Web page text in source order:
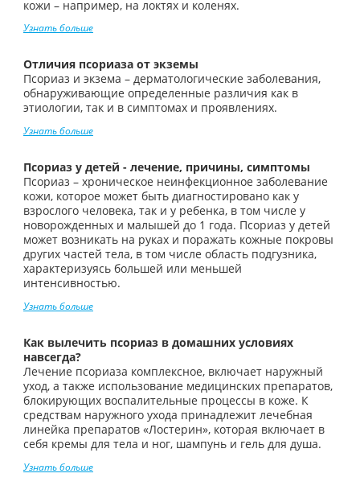
кожи – например, на локтях и коленях.
Узнать больше
Отличия псориаза от экземы
Псориаз и экзема – дерматологические заболевания,
обнаруживающие определенные различия как в
этиологии, так и в симптомах и проявлениях.
Узнать больше
Псориаз у детей - лечение, причины, симптомы
Псориаз – хроническое неинфекционное заболевание
кожи, которое может быть диагностировано как у
взрослого человека, так и у ребенка, в том числе у
новорожденных и малышей до 1 года. Псориаз у детей
может возникать на руках и поражать кожные покровы
других частей тела, в том числе область подгузника,
характеризуясь большей или меньшей
интенсивностью.
Узнать больше
Как вылечить псориаз в домашних условиях
навсегда?
Лечение псориаза комплексное, включает наружный
уход, а также использование медицинских препаратов,
блокирующих воспалительные процессы в коже. К
средствам наружного ухода принадлежит лечебная
линейка препаратов «Лостерин», которая включает в
себя кремы для тела и ног, шампунь и гель для душа.
Узнать больше